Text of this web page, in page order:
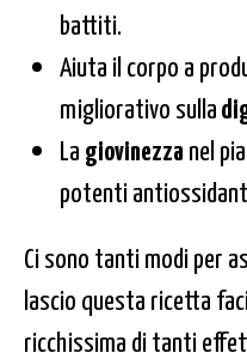
battiti.
Aiuta il corpo a
migliorativo sulla
La giovinezza nel
potenti
Ci sono tanti modi per
lascio questa ricetta
ricchissima di tanti